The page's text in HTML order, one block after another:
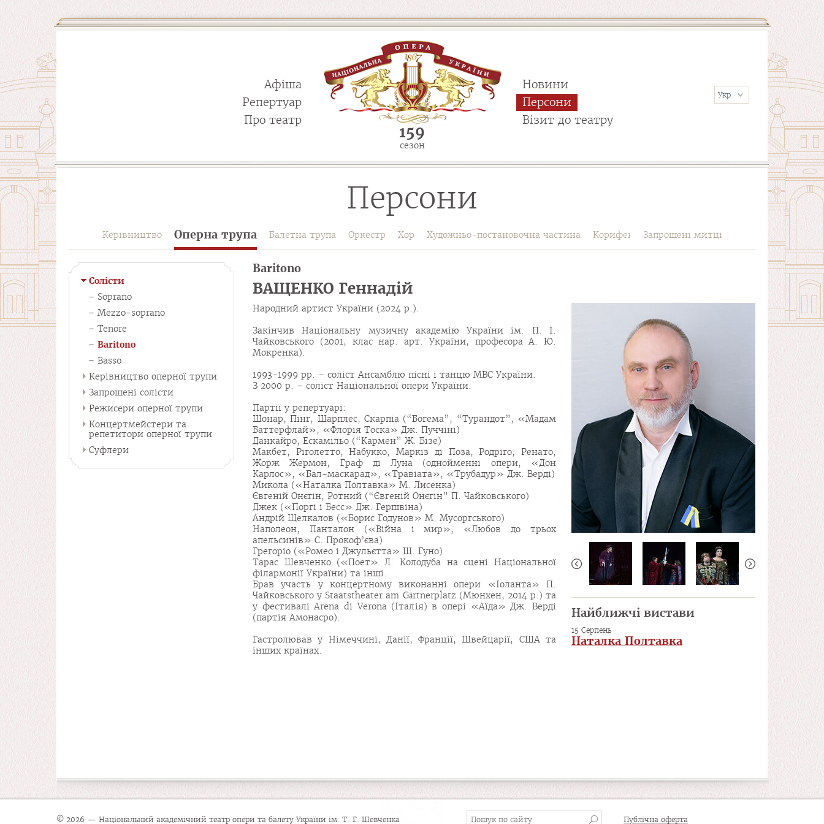
Афіша
Репертуар
Про театр
Новини
Персони
Візит до театру
159
сезон
Персони
Керівництво Оперна трупа Балетна трупа Оркестр Хор Художньо-постановочна частина Корифеї Запрошені митці
Солісти
Soprano
Mezzo-soprano
Tenore
Baritono
Basso
Керівництво оперної трупи
Запрошені солісти
Режисери оперної трупи
Концертмейстери та
репетитори оперної трупи
Суфлери
Baritono
ВАЩЕНКО Геннадій
Найближчі вистави
15 Серпень
Наталка Полтавка
Народний артист України (2024 р.).
Закінчив Національну музичну академію України ім. П. І.
Чайковського (2001, клас нар. арт. України, професора А. Ю.
Мокренка).
1993-1999 рр. – соліст Ансамблю пісні і танцю МВС України.
З 2000 р. – соліст Національної опери України.
Партії у репертуарі:
Шонар, Пінг, Шарплес, Скарпіа (“Богема”, “Турандот”, «Мадам
Баттерфлай», «Флорія Тоска» Дж. Пуччіні)
Данкайро, Ескамільо (“Кармен” Ж. Бізе)
Макбет, Ріголетто, Набукко, Маркіз ді Поза, Родріго, Ренато,
Жорж Жермон, Граф ді Луна (однойменні опери, «Дон
Карлос», «Бал-маскарад», «Травіата», «Трубадур» Дж. Верді)
Микола («Наталка Полтавка» М. Лисенка)
Євгеній Онєгін, Ротний (“Євгеній Онєгін” П. Чайковського)
Джек («Поргі і Бесс» Дж. Гершвіна)
Андрій Щелкалов («Борис Годунов» М. Мусоргського)
Наполеон, Панталон («Війна і мир», «Любов до трьох
апельсинів» С. Прокоф’єва)
Грегоріо («Ромео і Джульєтта» Ш. Гуно)
Тарас Шевченко («Поет» Л. Колодуба на сцені Національної
філармонії України) та інші.
Брав участь у концертному виконанні опери «Іоланта» П.
Чайковського у Staatstheater am Gärtnerplatz (Мюнхен, 2014 р.) та
у фестивалі Arena di Verona (Італія) в опері «Аїда» Дж. Верді
(партія Амонасро).
Гастролював у Німеччині, Данії, Франції, Швейцарії, США та
інших країнах.
© 2026 — Національний академічний театр опери та балету України ім. Т. Г. Шевченка Публічна оферта